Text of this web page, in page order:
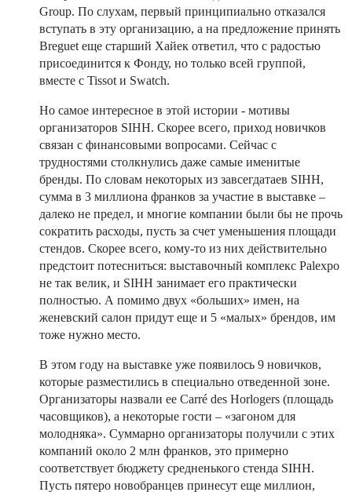
Group. По слухам, первый принципиально отказался
вступать в эту организацию, а на предложение принять
Breguet еще старший Хайек ответил, что с радостью
присоединится к Фонду, но только всей группой,
вместе с Tissot и Swatch.
Но самое интересное в этой истории - мотивы
организаторов SIHH. Скорее всего, приход новичков
связан с финансовыми вопросами. Сейчас с
трудностями столкнулись даже самые именитые
бренды. По словам некоторых из завсегдатаев SIHH,
сумма в 3 миллиона франков за участие в выставке –
далеко не предел, и многие компании были бы не прочь
сократить расходы, пусть за счет уменьшения площади
стендов. Скорее всего, кому-то из них действительно
предстоит потесниться: выставочный комплекс Palexpo
не так велик, и SIHH занимает его практически
полностью. А помимо двух «больших» имен, на
женевский салон придут еще и 5 «малых» брендов, им
тоже нужно место.
В этом году на выставке уже появилось 9 новичков,
которые разместились в специально отведенной зоне.
Организаторы назвали ее Carré des Horlogers (площадь
часовщиков), а некоторые гости – «загоном для
молодняка». Суммарно организаторы получили с этих
компаний около 2 млн франков, это примерно
соответствует бюджету средненького стенда SIHH.
Пусть пятеро новобранцев принесут еще миллион,